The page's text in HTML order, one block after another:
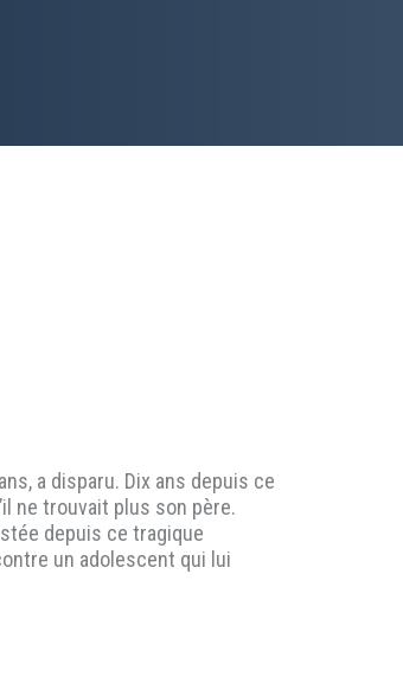
a disparu. Dix ans depuis ce
ne trouvait plus son père.
depuis ce tragique
un adolescent qui lui